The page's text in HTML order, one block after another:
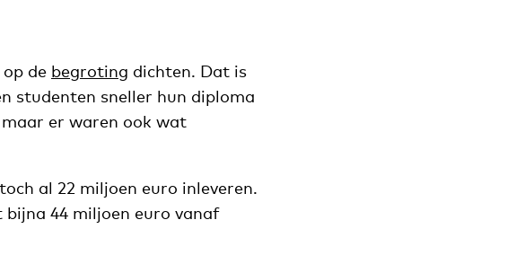
de begroting dichten. Dat is
studenten sneller hun diploma
er waren ook wat
al 22 miljoen euro inleveren.
bijna 44 miljoen euro vanaf